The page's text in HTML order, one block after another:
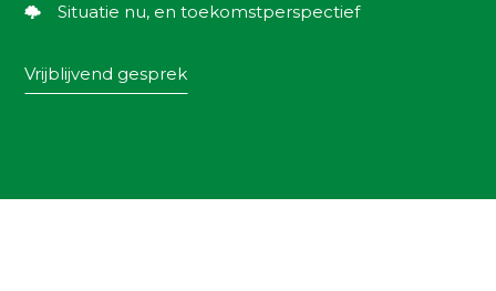
Situatie nu, en toekomstperspectief
Vrijblijvend gesprek